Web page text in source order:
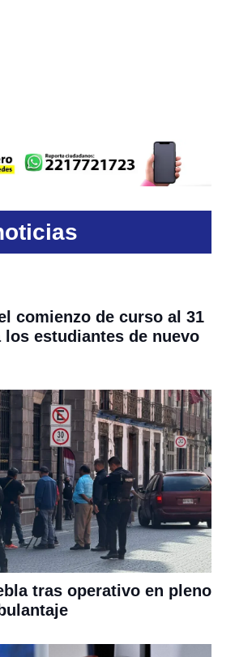
comienzo de curso al 31
los estudiantes de nuevo
tras operativo en pleno